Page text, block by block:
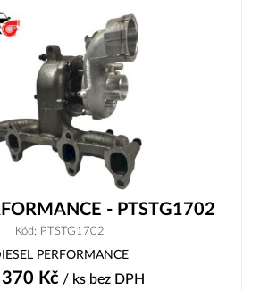
- PTSTG1702
Kód: PTSTG1702
PERFORMANCE
Kč/ ks bez DPH